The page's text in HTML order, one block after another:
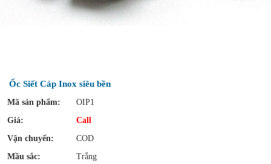
Ốc Siết Cáp Inox siêu bền
Mã sản phẩm:
OIP1
Giá:
Call
Vận chuyển:
COD
Mầu sắc:
Trắng